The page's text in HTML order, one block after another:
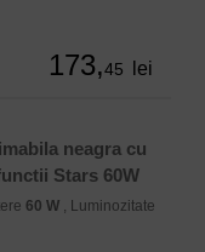
173,45 lei
neagra cu
Stars 60W
60 W , Luminozitate